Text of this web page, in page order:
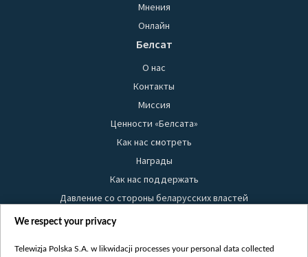
Мнения
Онлайн
Белсат
О нас
Контакты
Миссия
Ценности «Белсата»
Как нас смотреть
Награды
Как нас поддержать
Давление со стороны беларусских властей
Правила использования материалов
Безопасность
We respect your privacy
Telewizja Polska S.A. w likwidacji processes your personal data collected